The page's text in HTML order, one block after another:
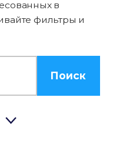
в
фильтры и
Поиск